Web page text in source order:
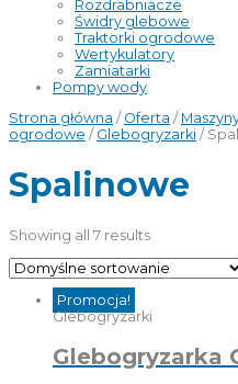
Rozdrabniacze
Świdry glebowe
Traktorki ogrodowe
Wertykulatory
Zamiatarki
Pompy wody
Strona główna / Oferta /
ogrodowe / Glebogryzarki /
Spalinowe
Showing all 7 results
Promocja!
Glebogryzarki
Glebogryzarka